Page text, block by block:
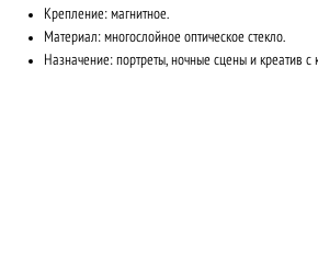
Крепление: магнитное.
Материал: многослойное оптическое стекло.
Назначение: портреты, ночные сцены и креатив